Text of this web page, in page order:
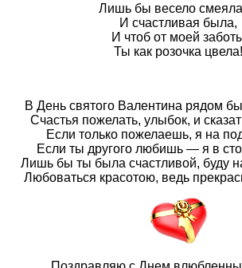
Лишь бы весело
И счастливая была,
И чтоб от моей
Ты как розочка цвела!
В День святого Валентина рядом
Счастья пожелать, улыбок, и
Если только пожелаешь, я на
Если ты другого любишь — я в
Лишь бы ты была счастливой, буду
Любоваться красотою, ведь